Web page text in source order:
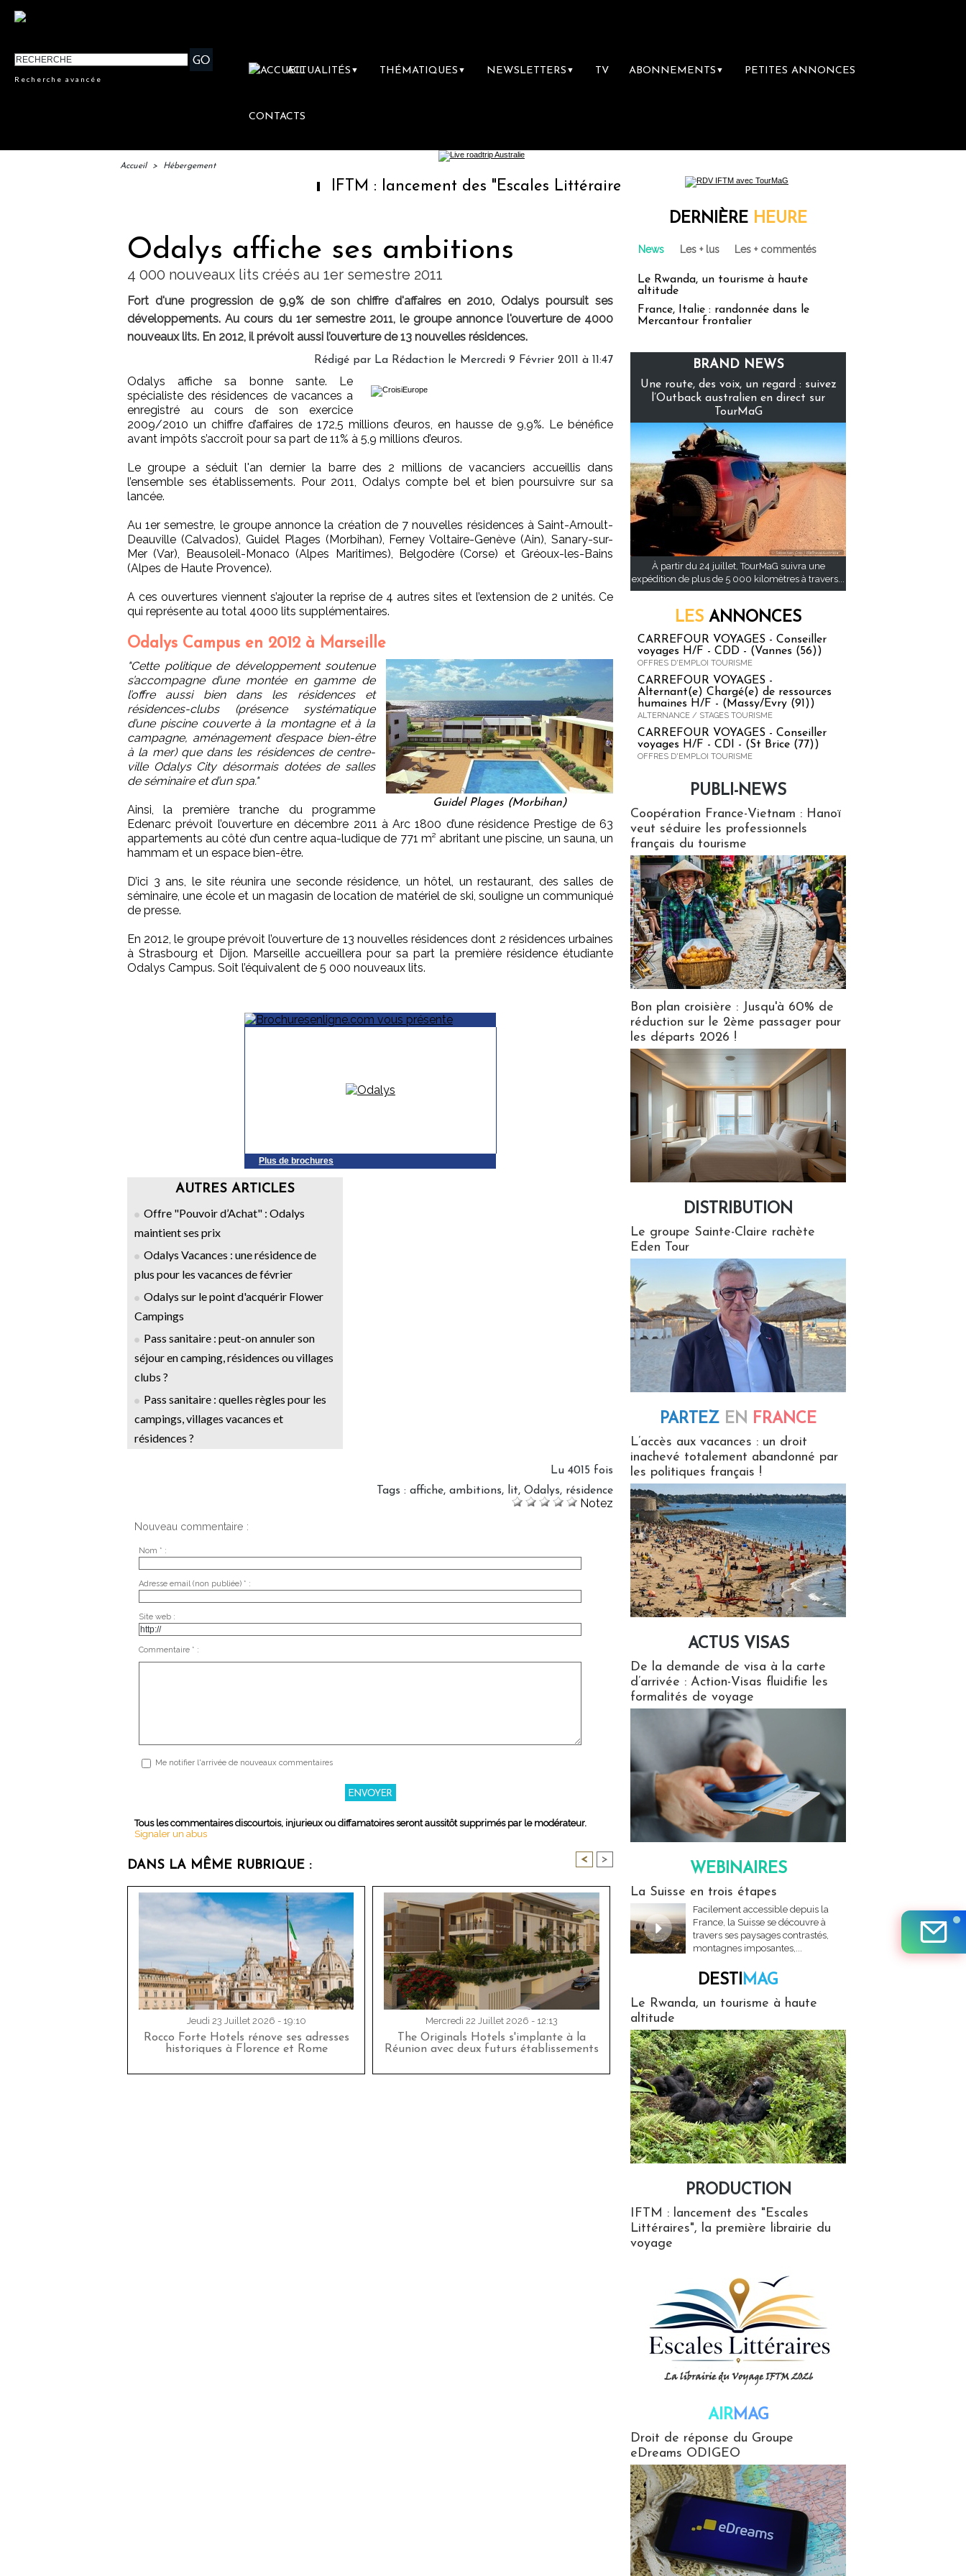
Recherche avancée
ACTUALITÉS ▼ THÉMATIQUES ▼ NEWSLETTERS ▼ TV ABONNEMENTS ▼ PETITES ANNONCES
CONTACTS
Accueil > Hébergement
IFTM : lancement des "Escales Littéraires", la première librairie du voyage
Odalys affiche ses ambitions
4 000 nouveaux lits créés au 1er semestre 2011
Fort d'une progression de 9,9% de son chiffre d'affaires en 2010, Odalys poursuit ses
développements. Au cours du 1er semestre 2011, le groupe annonce l'ouverture de 4000
nouveaux lits. En 2012, il prévoit aussi l’ouverture de 13 nouvelles résidences.
Rédigé par La Rédaction le Mercredi 9 Février 2011 à 11:47
Odalys affiche sa bonne sante. Le
spécialiste des résidences de vacances a
enregistré au cours de son exercice
2009/2010 un chiffre d’affaires de 172,5 millions d’euros, en hausse de 9,9%. Le bénéfice
avant impôts s’accroît pour sa part de 11% à 5,9 millions d’euros.
Le groupe a séduit l'an dernier la barre des 2 millions de vacanciers accueillis dans
l’ensemble ses établissements. Pour 2011, Odalys compte bel et bien poursuivre sur sa
lancée.
Au 1er semestre, le groupe annonce la création de 7 nouvelles résidences à Saint-Arnoult-
Deauville (Calvados), Guidel Plages (Morbihan), Ferney Voltaire-Genève (Ain), Sanary-sur-
Mer (Var), Beausoleil-Monaco (Alpes Maritimes), Belgodère (Corse) et Gréoux-les-Bains
(Alpes de Haute Provence).
A ces ouvertures viennent s’ajouter la reprise de 4 autres sites et l’extension de 2 unités. Ce
qui représente au total 4000 lits supplémentaires.
Odalys Campus en 2012 à Marseille
Guidel Plages (Morbihan)
"Cette politique de développement soutenue
s’accompagne d’une montée en gamme de
l’offre aussi bien dans les résidences et
résidences-clubs (présence systématique
d’une piscine couverte à la montagne et à la
campagne, aménagement d’espace bien-être
à la mer) que dans les résidences de centre-
ville Odalys City désormais dotées de salles
de séminaire et d’un spa."
Ainsi, la première tranche du programme
Edenarc prévoit l’ouverture en décembre 2011 à Arc 1800 d’une résidence Prestige de 63
appartements au côté d’un centre aqua-ludique de 771 m² abritant une piscine, un sauna, un
hammam et un espace bien-être.
D’ici 3 ans, le site réunira une seconde résidence, un hôtel, un restaurant, des salles de
séminaire, une école et un magasin de location de matériel de ski, souligne un communiqué
de presse.
En 2012, le groupe prévoit l’ouverture de 13 nouvelles résidences dont 2 résidences urbaines
à Strasbourg et Dijon. Marseille accueillera pour sa part la première résidence étudiante
Odalys Campus. Soit l’équivalent de 5 000 nouveaux lits.
Plus de brochures
AUTRES ARTICLES
Offre "Pouvoir d’Achat" : Odalys
maintient ses prix
Odalys Vacances : une résidence de
plus pour les vacances de février
Odalys sur le point d'acquérir Flower
Campings
Pass sanitaire : peut-on annuler son
séjour en camping, résidences ou villages
clubs ?
Pass sanitaire : quelles règles pour les
campings, villages vacances et
résidences ?
Lu 4015 fois
Tags : affiche, ambitions, lit, Odalys, résidence
Notez
Nouveau commentaire :
Nom * :
Adresse email (non publiée) * :
Site web :
Commentaire * :
Me notifier l'arrivée de nouveaux commentaires
Tous les commentaires discourtois, injurieux ou diffamatoires seront aussitôt supprimés par le modérateur.
Signaler un abus
DANS LA MÊME RUBRIQUE : < >
Jeudi 23 Juillet 2026 - 19:10
Rocco Forte Hotels rénove ses adresses
historiques à Florence et Rome
Mercredi 22 Juillet 2026 - 12:13
The Originals Hotels s'implante à la
Réunion avec deux futurs établissements
DERNIÈRE HEURE
News Les + lus Les + commentés
Le Rwanda, un tourisme à haute
altitude
France, Italie : randonnée dans le
Mercantour frontalier
BRAND NEWS
Une route, des voix, un regard : suivez
l’Outback australien en direct sur
TourMaG
À partir du 24 juillet, TourMaG suivra une
expédition de plus de 5 000 kilomètres à travers...
LES ANNONCES
CARREFOUR VOYAGES - Conseiller
voyages H/F - CDD - (Vannes (56))
OFFRES D'EMPLOI TOURISME
CARREFOUR VOYAGES -
Alternant(e) Chargé(e) de ressources
humaines H/F - (Massy/Evry (91))
ALTERNANCE / STAGES TOURISME
CARREFOUR VOYAGES - Conseiller
voyages H/F - CDI - (St Brice (77))
OFFRES D'EMPLOI TOURISME
PUBLI-NEWS
Coopération France-Vietnam : Hanoï
veut séduire les professionnels
français du tourisme
Bon plan croisière : Jusqu'à 60% de
réduction sur le 2ème passager pour
les départs 2026 !
DISTRIBUTION
Le groupe Sainte-Claire rachète
Eden Tour
PARTEZ EN FRANCE
L’accès aux vacances : un droit
inachevé totalement abandonné par
les politiques français !
ACTUS VISAS
De la demande de visa à la carte
d’arrivée : Action-Visas fluidifie les
formalités de voyage
WEBINAIRES
La Suisse en trois étapes
Facilement accessible depuis la
France, la Suisse se découvre à
travers ses paysages contrastés,
montagnes imposantes,...
DESTIMAG
Le Rwanda, un tourisme à haute
altitude
PRODUCTION
IFTM : lancement des "Escales
Littéraires", la première librairie du
voyage
AIRMAG
Droit de réponse du Groupe
eDreams ODIGEO